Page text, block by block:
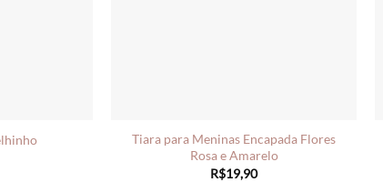
Tiara para Meninas Encapada Flores
Rosa e Amarelo
R$19,90